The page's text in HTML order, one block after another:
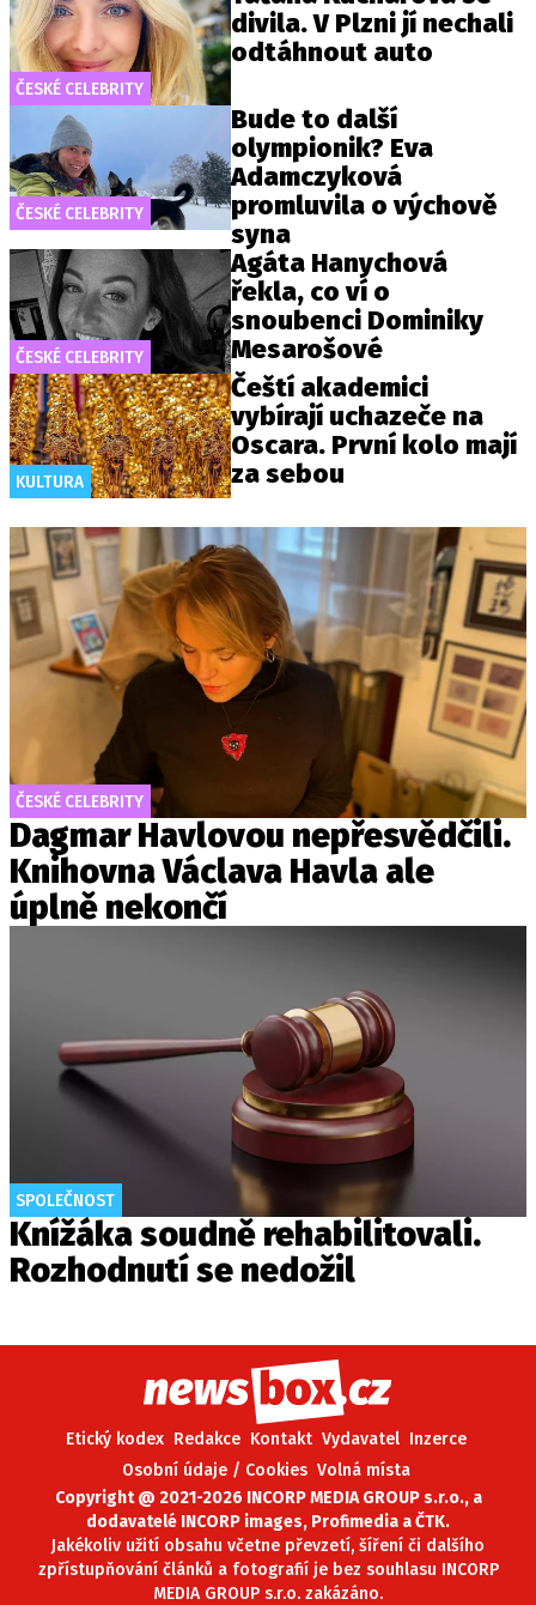
ČESKÉ CELEBRITY
divila. V Plzni jí nechali
odtáhnout auto
ČESKÉ CELEBRITY
Bude to další
olympionik? Eva
Adamczyková
promluvila o výchově
syna
ČESKÉ CELEBRITY
Agáta Hanychová
řekla, co ví o
snoubenci Dominiky
Mesarošové
KULTURA
Čeští akademici
vybírají uchazeče na
Oscara. První kolo mají
za sebou
ČESKÉ CELEBRITY
Dagmar Havlovou nepřesvědčili.
Knihovna Václava Havla ale
úplně nekončí
SPOLEČNOST
Knížáka soudně rehabilitovali.
Rozhodnutí se nedožil
Etický kodex Redakce Kontakt Vydavatel Inzerce
Osobní údaje / Cookies Volná místa
Copyright @ 2021-2026 INCORP MEDIA GROUP s.r.o., a
dodavatelé INCORP images, Profimedia a ČTK.
Jakékoliv užití obsahu včetne převzetí, šíření či dalšího
zpřístupňování článků a fotografií je bez souhlasu INCORP
MEDIA GROUP s.r.o. zakázáno.